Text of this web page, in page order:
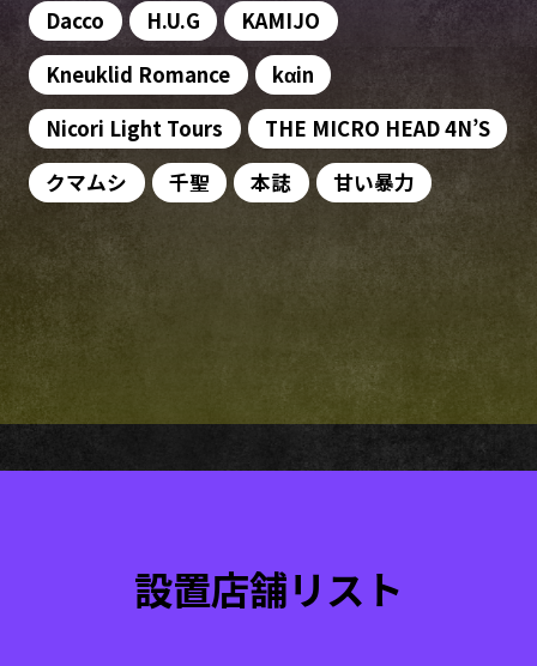
Dacco
H.U.G
KAMIJO
Kneuklid Romance
kαin
Nicori Light Tours
THE MICRO HEAD 4N’S
クマムシ
千聖 本誌 甘い暴力
設置店舗リスト